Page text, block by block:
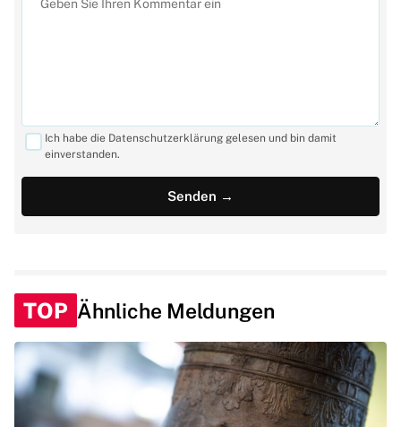
Ich habe die Datenschutzerklärung gelesen und bin damit
einverstanden.
TOP Ähnliche Meldungen